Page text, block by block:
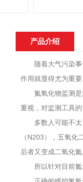
产品介绍
随着大气污染事件
作用就显得尤为重
氮氧化物监测是污
重视，对监测工具
多数人可能不太了
（N203），五氧
后者又变成二氧化氮
所以针对目前氮氧